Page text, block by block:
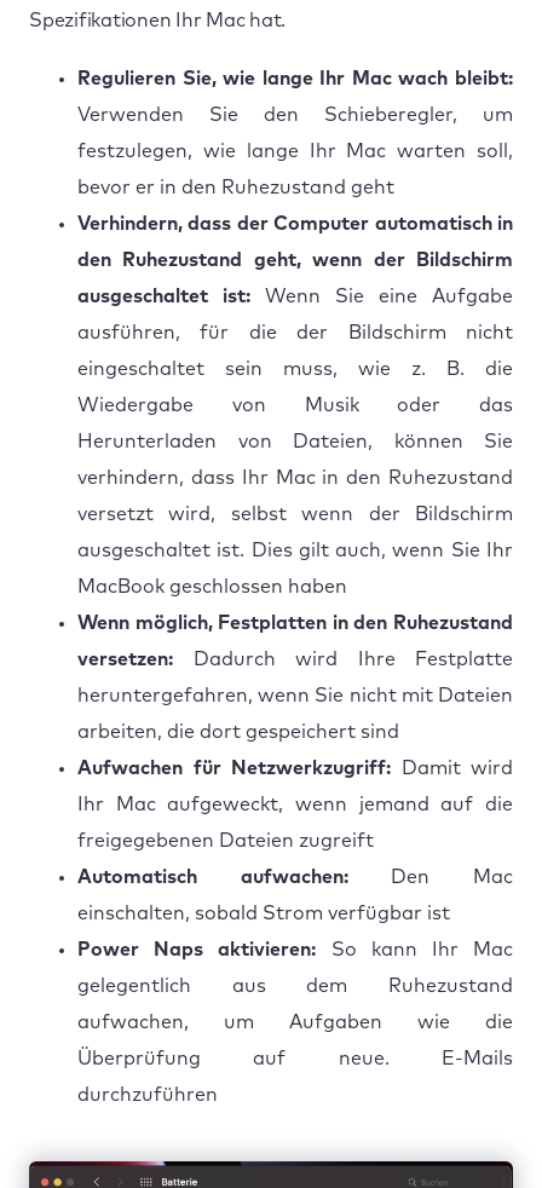
Spezifikationen Ihr Mac hat.
Regulieren Sie, wie lange Ihr Mac wach bleibt:
Verwenden Sie den Schieberegler, um
festzulegen, wie lange Ihr Mac warten soll,
bevor er in den Ruhezustand geht
Verhindern, dass der Computer automatisch in
den Ruhezustand geht, wenn der Bildschirm
ausgeschaltet ist: Wenn Sie eine Aufgabe
ausführen, für die der Bildschirm nicht
eingeschaltet sein muss, wie z. B. die
Wiedergabe von Musik oder das
Herunterladen von Dateien, können Sie
verhindern, dass Ihr Mac in den Ruhezustand
versetzt wird, selbst wenn der Bildschirm
ausgeschaltet ist. Dies gilt auch, wenn Sie Ihr
MacBook geschlossen haben
Wenn möglich, Festplatten in den Ruhezustand
versetzen: Dadurch wird Ihre Festplatte
heruntergefahren, wenn Sie nicht mit Dateien
arbeiten, die dort gespeichert sind
Aufwachen für Netzwerkzugriff: Damit wird
Ihr Mac aufgeweckt, wenn jemand auf die
freigegebenen Dateien zugreift
Automatisch aufwachen:
Den Mac
einschalten, sobald Strom verfügbar ist
Power Naps aktivieren: So kann Ihr Mac
gelegentlich aus dem Ruhezustand
aufwachen, um Aufgaben wie die
Überprüfung auf neue. E-Mails
durchzuführen